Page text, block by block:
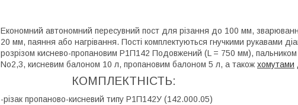
Економний автономний пересувний пост для різання до 100 мм,
20 мм, паяння або нагрівання. Пості комплектуються гнучкими рукавами
розрізом киснево-пропановим Р1П142 Подовжений (L = 750 мм),
No2,3, кисневим балоном 10 л, пропановим балоном 5 л, а також хомутами
КОМПЛЕКТНІСТЬ:
-різак пропаново-кисневий типу Р1П142У (142.000.05)